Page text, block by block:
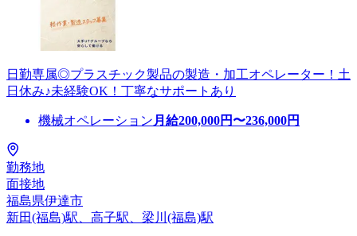
日勤専属◎プラスチック製品の製造・加工オペレーター！土
日休み♪未経験OK！丁寧なサポートあり
機械オペレーション 月給200,000円〜236,000円
勤務地
面接地
福島県伊達市
新田(福島)駅、高子駅、梁川(福島)駅